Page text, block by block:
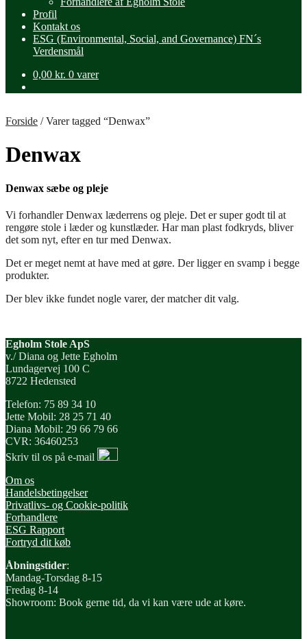
Profil
Kontakt os
ESG (Environmental, Social, and Governance) FN´s
Verdensmål
0,00 kr. 0 varer
Forside /Varer tagged “Denwax”
Denwax
Denwax sæbe og pleje
Vi forhandler Denwax læderrens og pleje. Det er super godt til at
rengøre stole i læder og kunstlæder. Har man plast fodkryds, bliver
det som nyt, efter en tur med Denwax.
Det er meget nemt at have med at gøre. Der ligger en svamp i begge
produkter.
Der blev ikke fundet nogle varer, der matcher dit valg.
Egholm Stole ApS
v./ Diana og Jette Egholm
Lundagervej 100 C
8722 Hedensted
Telefon: 75 89 34 10
Jette Mobil: 28 25 71 40
Diana Mobil: 29 66 79 66
CVR: 36460253
Skriv til os på e-mail
Om os
Handelsbetingelser
Privatlivs- og Cookie-politik
Forhandlere
ESG Rapport
Fortryd dit køb
Åbningstider:
Mandag-Torsdag 8-15
Fredag 8-14
Showroom: Book gerne tid, da vi kan være ude at køre.